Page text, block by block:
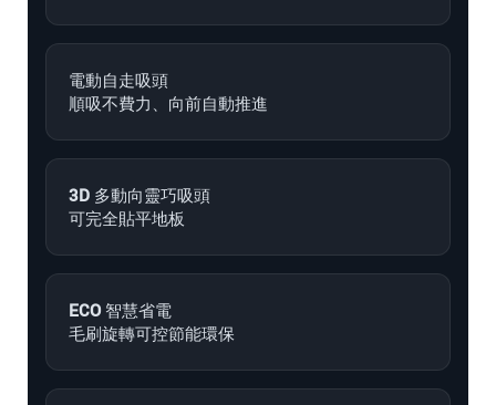
電動自走吸頭
順吸不費力、向前自動推進
3D 多動向靈巧吸頭
可完全貼平地板
ECO 智慧省電
毛刷旋轉可控節能環保